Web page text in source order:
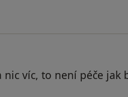
nic víc, to není péče